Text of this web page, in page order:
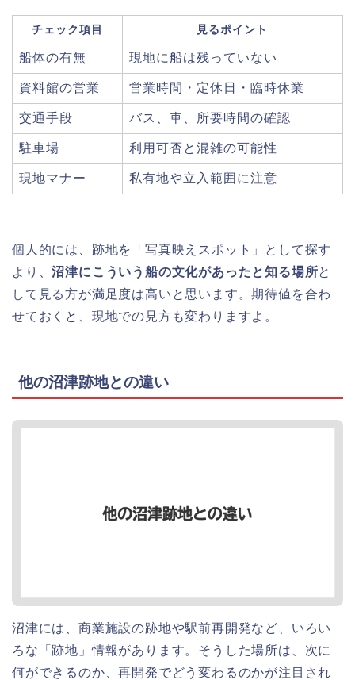
チェック項目 見るポイント
船体の有無 現地に船は残っていない
資料館の営業 営業時間・定休日・臨時休業
交通手段 バス、車、所要時間の確認
駐車場 利用可否と混雑の可能性
現地マナー 私有地や立入範囲に注意
個人的には、跡地を「写真映えスポット」として探す
より、沼津にこういう船の文化があったと知る場所と
して見る方が満足度は高いと思います。期待値を合わ
せておくと、現地での見方も変わりますよ。
他の沼津跡地との違い
沼津には、商業施設の跡地や駅前再開発など、いろい
ろな「跡地」情報があります。そうした場所は、次に
何ができるのか、再開発でどう変わるのかが注目され